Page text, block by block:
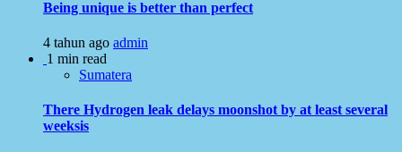
Being unique is better than perfect
4 tahun ago admin
1 min read
Sumatera
There Hydrogen leak delays moonshot by at least several
weeksis